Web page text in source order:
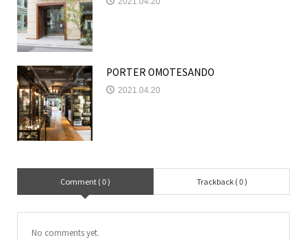
PORTER OMOTESANDO
2021.04.20
Comment ( 0 ) Trackback ( 0 )
No comments yet.